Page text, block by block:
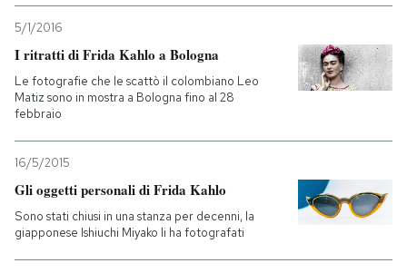
5/1/2016
I ritratti di Frida Kahlo a Bologna
Le fotografie che le scattò il colombiano Leo
Matiz sono in mostra a Bologna fino al 28
febbraio
16/5/2015
Gli oggetti personali di Frida Kahlo
Sono stati chiusi in una stanza per decenni, la
giapponese Ishiuchi Miyako li ha fotografati